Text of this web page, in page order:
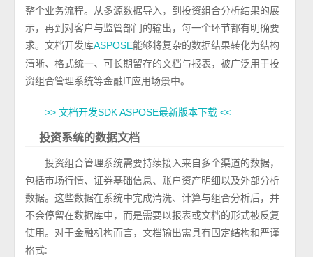
整个业务流程。从多源数据导入，到投资组合分析结果的展
示，再到对客户与监管部门的输出，每一个环节都有明确要
求。文档开发库ASPOSE能够将复杂的数据结果转化为结构
清晰、格式统一、可长期留存的文档与报表，被广泛用于投
资组合管理系统等金融IT应用场景中。
>> 文档开发SDK ASPOSE最新版本下载 <<
投资系统的数据文档
投资组合管理系统需要持续接入来自多个渠道的数据，
包括市场行情、证券基础信息、账户资产明细以及外部分析
数据。这些数据在系统中完成清洗、计算与组合分析后，并
不会停留在数据库中，而是需要以报表或文档的形式被反复
使用。对于金融机构而言，文档输出需具有固定结构和严谨
格式: